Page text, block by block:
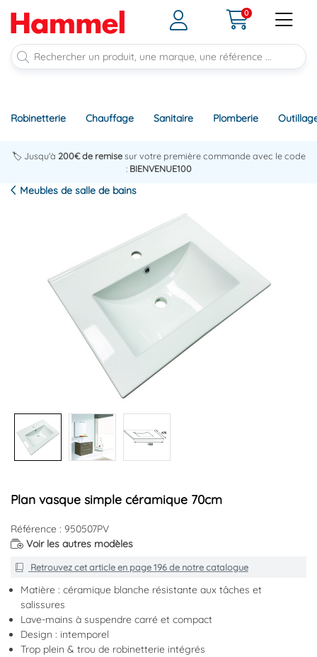
0
Robinetterie Chauffage Sanitaire Plomberie
🏷️ Jusqu'à 200€ de remisesur votre première commande avec le code
: BIENVENUE100
Meubles de salle de bains
Plan vasque simple céramique 70cm
Référence : 950507PV
Voir les autres modèles
Retrouvez cet article en page 196de notre catalogue
Matière : céramique blanche résistante aux tâches et
salissures
Lave-mains à suspendre carré et compact
Design : intemporel
Trop plein & trou de robinetterie intégrés